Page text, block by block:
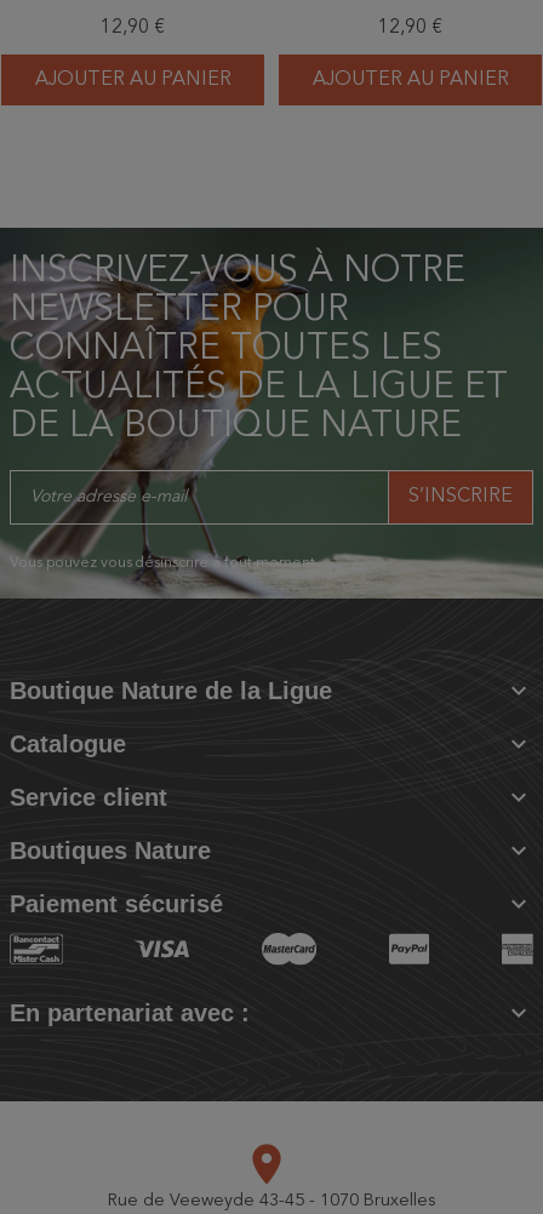
12,90 €
AJOUTER AU PANIER
12,90 €
AJOUTER AU PANIER
INSCRIVEZ-VOUS À NOTRE
NEWSLETTER POUR
CONNAÎTRE TOUTES LES
ACTUALITÉS DE LA LIGUE ET
DE LA BOUTIQUE NATURE
Vous pouvez vous désinscrire à tout moment.
Boutique Nature de la Ligue 
Catalogue 
Service client 
Boutiques Nature 
Paiement sécurisé 
En partenariat avec : 
place
Rue de Veeweyde 43-45 - 1070 Bruxelles